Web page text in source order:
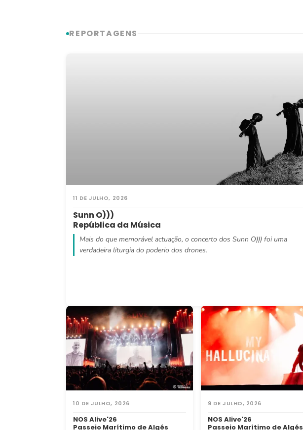
REPORTAGENS
11 DE JULHO, 2026
Sunn O)))
República da Música
Mais do que memorável actuação, o concerto dos Sunn O))) foi uma
verdadeira liturgia do poderio dos drones.
10 DE JULHO, 2026
NOS Alive'26
Passeio Marítimo de Algés
9 DE JULHO, 2026
NOS Alive'26
Passeio Marítimo de Algés